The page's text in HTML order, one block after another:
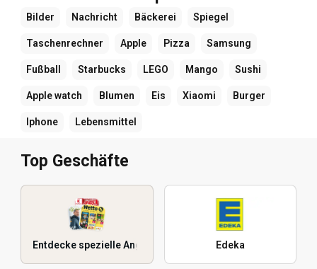
Bilder Nachricht Bäckerei Spiegel
Taschenrechner Apple Pizza Samsung
Fußball Starbucks LEGO Mango Sushi
Apple watch Blumen Eis Xiaomi Burger
Iphone Lebensmittel
Top Geschäfte
Entdecke spezielle Angebote Edeka